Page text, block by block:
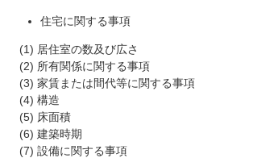
住宅に関する事項
(1) 居住室の数及び広さ
(2) 所有関係に関する事項
(3) 家賃または間代等に関する事項
(4) 構造
(5) 床面積
(6) 建築時期
(7) 設備に関する事項